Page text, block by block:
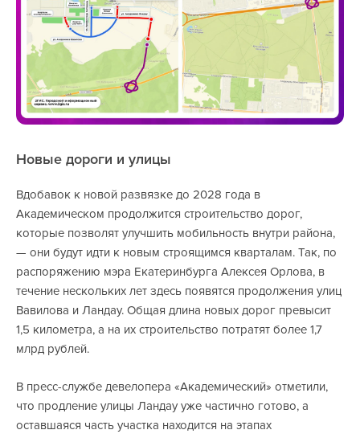
Новые дороги и улицы
Вдобавок к новой развязке до 2028 года в
Академическом продолжится строительство дорог,
которые позволят улучшить мобильность внутри района,
— они будут идти к новым строящимся кварталам. Так, по
распоряжению мэра Екатеринбурга Алексея Орлова, в
течение нескольких лет здесь появятся продолжения улиц
Вавилова и Ландау. Общая длина новых дорог превысит
1,5 километра, а на их строительство потратят более 1,7
млрд рублей.
В пресс-службе девелопера «Академический» отметили,
что продление улицы Ландау уже частично готово, а
оставшаяся часть участка находится на этапах